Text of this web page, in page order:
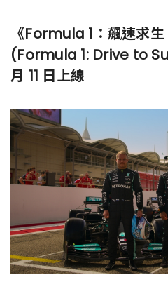
《Formula 1：飆速求生
(Formula 1: Drive to
月 11 日上線